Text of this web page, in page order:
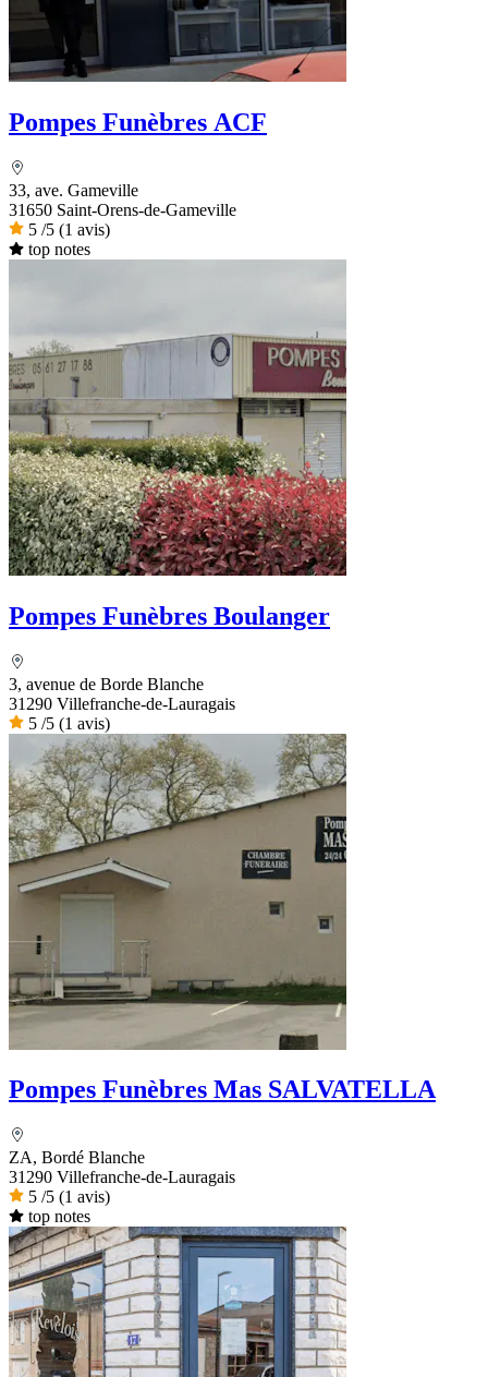
Pompes Funèbres ACF
33, ave. Gameville
31650 Saint-Orens-de-Gameville
5 /5 (1 avis)
top notes
Pompes Funèbres Boulanger
3, avenue de Borde Blanche
31290 Villefranche-de-Lauragais
5 /5 (1 avis)
Pompes Funèbres Mas SALVATELLA
ZA, Bordé Blanche
31290 Villefranche-de-Lauragais
5 /5 (1 avis)
top notes